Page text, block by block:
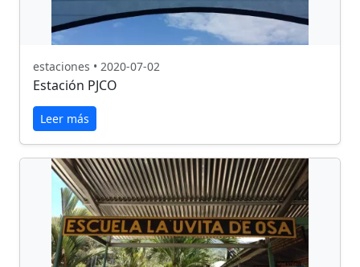
estaciones • 2020-07-02
Estación PJCO
Leer más